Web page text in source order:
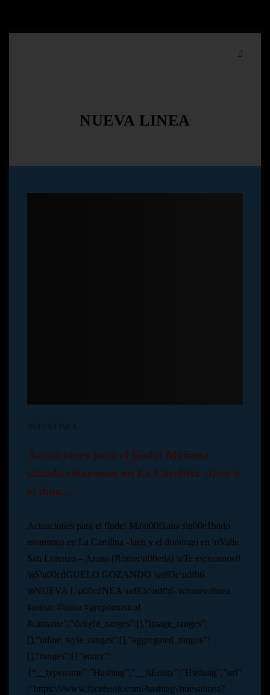
NUEVA LINEA
NUEVA LINEA
Actuaciones para el finde! Mañana
sábado estaremos en La Carolina -Jaen y
el dom…
Actuaciones para el finde! Ma\u00f1ana s\u00e1bado
estaremos en La Carolina -Jaen y el domingo en \nValle
San Lorenzo – Arona (Romer\u00eda) \nTe esperamos!!
\nS\u00cdGUELO GOZANDO \ud83c\udfb6
\nNUEVA L\u00cdNEA \ud83c\udfb6 \n#nuevalinea
#music #latina #grupomusical
#cantante”,”delight_ranges”:[],”image_ranges”:
[],”inline_style_ranges”:[],”aggregated_ranges”:
[],”ranges”:[{“entity”:
{“__typename”:”Hashtag”,”__isEntity”:”Hashtag”,”url”
:”https:\/\/www.facebook.com\/hashtag\/nuevalinea?